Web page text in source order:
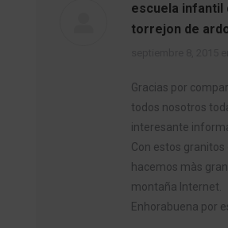
escuela infantil
torrejon de
Gracias por
todos nosotros
interesante
Con estos granitos
hacemos màs
montaña Internet.
Enhorabuena por